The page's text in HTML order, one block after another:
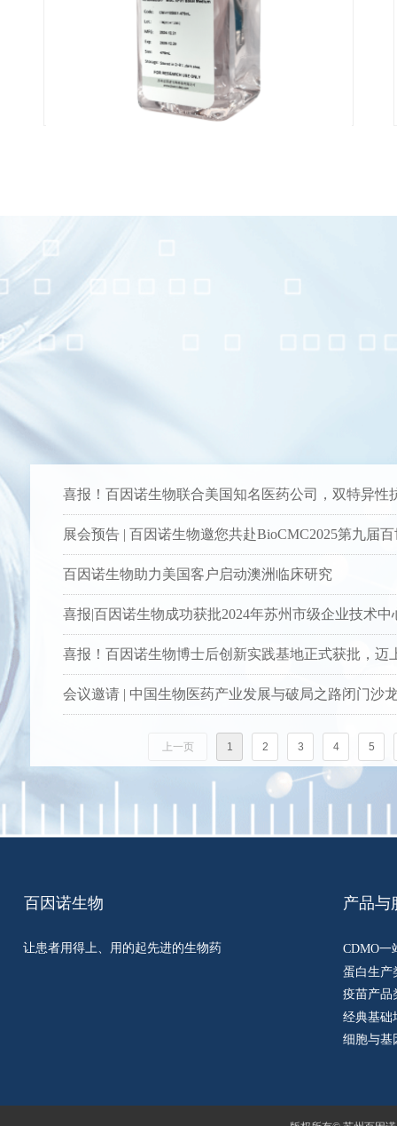
百因诺生物助力美国客户启动澳洲临床研究
喜报|百因诺生物成功获批2024年苏州市级企业技术中
会议邀请 | 中国生物医药产业发展与破局之路闭门沙
上一页 1 2 3 4 5
CDMO一
蛋白生产
疫苗产品
经典基础
细胞与基
百因诺生物
让患者用得上、用的起先进的生物药
产品与